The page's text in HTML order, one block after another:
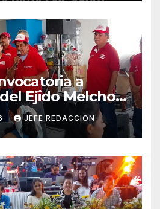
a
Ejido Melchor
Lázaro Cárdenas
JEFE REDACCION